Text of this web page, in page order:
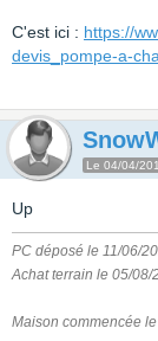
C'est ici : https://
devis_pompe-a-
Le 04/04/
Up
PC déposé le 11/06/
Achat terrain le 05/08/
Maison commencée